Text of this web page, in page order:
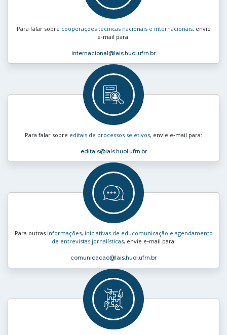
Para falar sobre cooperações técnicas nacionais e internacionais, envie
e‑mail para:
internacional@lais.huol.ufrn.br
Para falar sobre editais de processos seletivos, envie e‑mail para:
editais@lais.huol.ufrn.br
Para outras informações, iniciativas de educomunicação e agendamento
de entrevistas jornalísticas, envie e‑mail para:
comunicacao@lais.huol.ufrn.br